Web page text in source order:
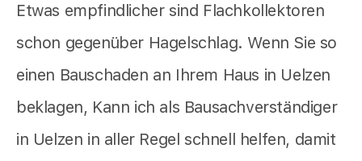
Etwas empfindlicher sind Flachkollektoren
schon gegenüber Hagelschlag. Wenn Sie so
einen Bauschaden an Ihrem Haus in Uelzen
beklagen, Kann ich als Bausachverständiger
in Uelzen in aller Regel schnell helfen, damit